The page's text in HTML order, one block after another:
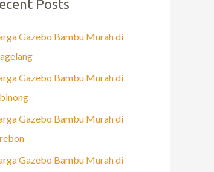
Posts
Gazebo Bambu Murah di
Gazebo Bambu Murah di
Gazebo Bambu Murah di
Gazebo Bambu Murah di